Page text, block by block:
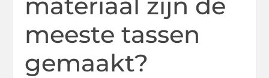
meeste tassen
gemaakt?